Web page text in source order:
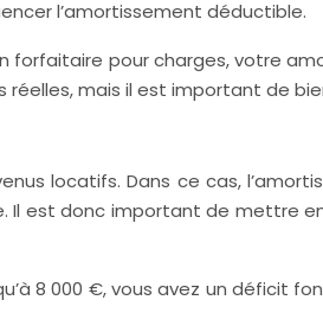
l’amortissement déductible.
pour charges, votre
mais il est important de
locatifs. Dans ce cas,
est donc important de mettre
8 000 €, vous avez un déficit